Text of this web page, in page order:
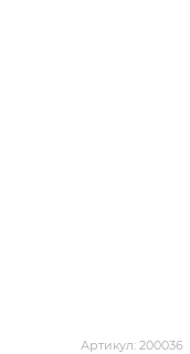
Артикул: 200036